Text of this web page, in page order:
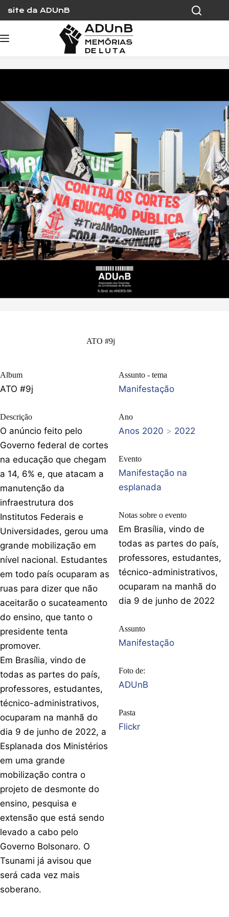
content
site da ADUnB
ATO #9j
Album
ATO #9j
Descrição
O anúncio feito pelo
Governo federal de cortes
na educação que chegam
a 14, 6% e, que atacam a
manutenção da
infraestrutura dos
Institutos Federais e
Universidades, gerou uma
grande mobilização em
nível nacional. Estudantes
em todo país ocuparam as
ruas para dizer que não
aceitarão o sucateamento
do ensino, que tanto o
presidente tenta
promover.
Em Brasília, vindo de
todas as partes do país,
professores, estudantes,
técnico-administrativos,
ocuparam na manhã do
dia 9 de junho de 2022, a
Esplanada dos Ministérios
em uma grande
mobilização contra o
projeto de desmonte do
ensino, pesquisa e
extensão que está sendo
levado a cabo pelo
Governo Bolsonaro. O
Tsunami já avisou que
será cada vez mais
soberano.
Assunto - tema
Manifestação
Ano
Anos 2020 > 2022
Evento
Manifestação na
esplanada
Notas sobre o evento
Em Brasília, vindo de
todas as partes do país,
professores, estudantes,
técnico-administrativos,
ocuparam na manhã do
dia 9 de junho de 2022
Assunto
Manifestação
Foto de:
ADUnB
Pasta
Flickr